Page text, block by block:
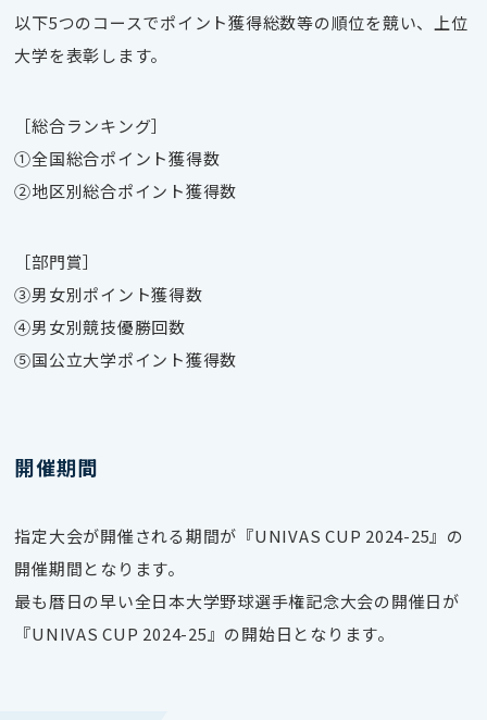
以下5つのコースでポイント獲得総数等の順位を競い、上位
大学を表彰します。
［総合ランキング］
①全国総合ポイント獲得数
②地区別総合ポイント獲得数
［部門賞］
③男女別ポイント獲得数
④男女別競技優勝回数
⑤国公立大学ポイント獲得数
開催期間
指定大会が開催される期間が『UNIVAS CUP 2024-25』の
開催期間となります。
最も暦日の早い全日本大学野球選手権記念大会の開催日が
『UNIVAS CUP 2024-25』の開始日となります。